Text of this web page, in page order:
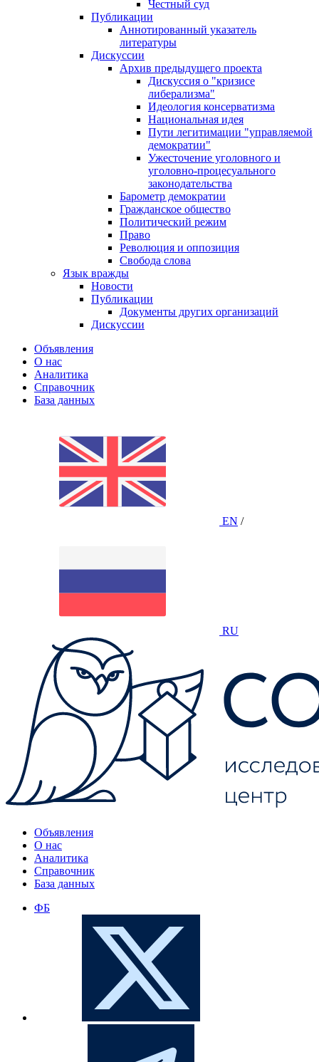
Честный суд
Публикации
Аннотированный указатель
литературы
Дискуссии
Архив предыдущего проекта
Дискуссия о "кризисе
либерализма"
Идеология консерватизма
Национальная идея
Пути легитимации "управляемой
демократии"
Ужесточение уголовного и
уголовно-процесуального
законодательства
Барометр демократии
Гражданское общество
Политический режим
Право
Революция и оппозиция
Свобода слова
Язык вражды
Новости
Публикации
Документы других организаций
Дискуссии
Объявления
О нас
Аналитика
Справочник
База данных
EN /
RU
Объявления
О нас
Аналитика
Справочник
База данных
ФБ